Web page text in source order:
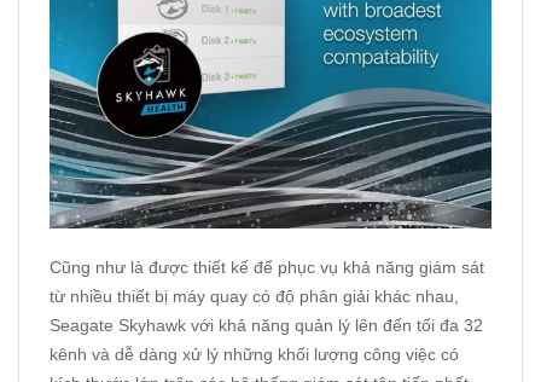
Cũng như là được thiết kế để phục vụ khả năng giám sát
từ nhiều thiết bị máy quay có độ phân giải khác nhau,
Seagate Skyhawk với khả năng quản lý lên đến tối đa 32
kênh và dễ dàng xử lý những khối lượng công việc có